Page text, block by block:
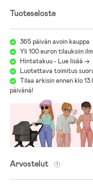
Tuoteseloste
365 päivän avoin kauppa
Yli 100 euron tilauksiin
Hintatakuu - Lue lisää ->
Luotettava toimitus
Tilaa arkisin ennen klo
päivänä!
Arvostelut